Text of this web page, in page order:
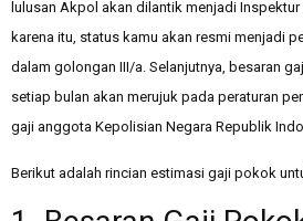
lulusan Akpol akan dilantik menjadi Inspektur
karena itu, status kamu akan resmi menjadi
dalam golongan III/a. Selanjutnya, besaran
setiap bulan akan merujuk pada peraturan
gaji anggota Kepolisian Negara Republik
Berikut adalah rincian estimasi gaji pokok